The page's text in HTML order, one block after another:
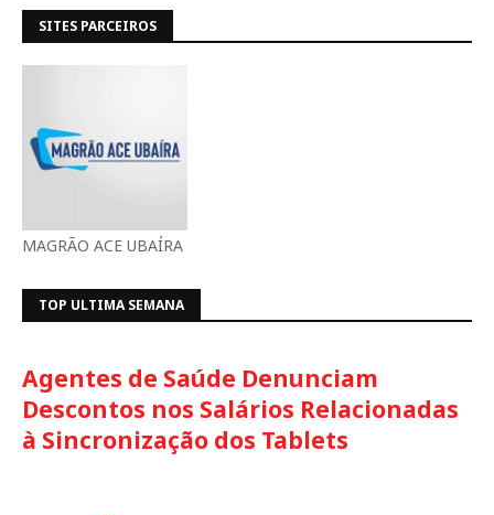
SITES PARCEIROS
MAGRÃO ACE UBAÍRA
TOP ULTIMA SEMANA
Agentes de Saúde Denunciam
Descontos nos Salários Relacionadas
à Sincronização dos Tablets